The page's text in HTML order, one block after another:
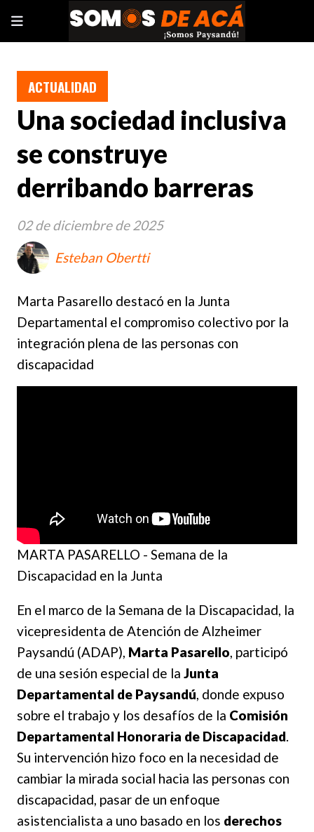
Una sociedad inclusiva
se construye
derribando barreras
Marta Pasarello destacó en la Junta
Departamental el compromiso colectivo por la
integración plena de las personas con
discapacidad
ACTUALIDAD
02 de diciembre de 2025
Esteban Obertti
MARTA PASARELLO - Semana de la
Discapacidad en la Junta
En el marco de la Semana de la Discapacidad, la
vicepresidenta de Atención de Alzheimer
Paysandú (ADAP), Marta Pasarello, participó
de una sesión especial de la Junta
Departamental de Paysandú, donde expuso
sobre el trabajo y los desafíos de la Comisión
Departamental Honoraria de Discapacidad.
Su intervención hizo foco en la necesidad de
cambiar la mirada social hacia las personas con
discapacidad, pasar de un enfoque
asistencialista a uno basado en los derechos